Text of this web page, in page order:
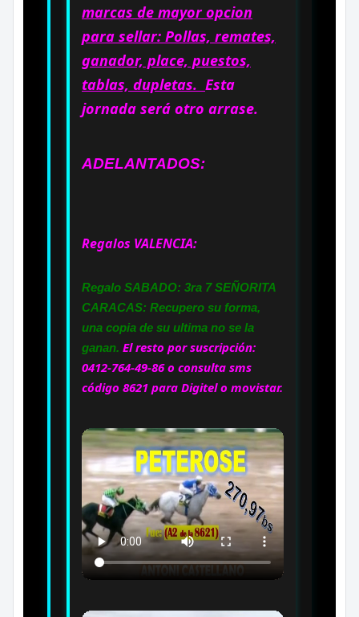
marcas de mayor opcion
para sellar: Pollas, remates,
ganador, place, puestos,
tablas, dupletas. Esta
jornada será otro arrase.
ADELANTADOS:
Regalos VALENCIA:
Regalo SABADO: 3ra 7 SEÑORITA
CARACAS: Recupero su forma,
una copia de su ultima no se la
ganan. El resto por suscripción:
0412-764-49-86 o consulta sms
código 8621 para Digitel o movistar.